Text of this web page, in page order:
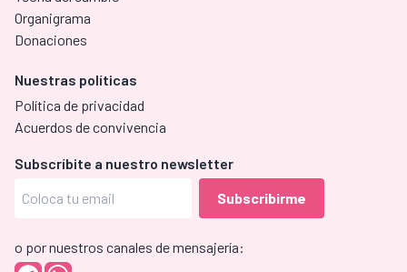
Organigrama
Donaciones
Nuestras políticas
Política de privacidad
Acuerdos de convivencia
Subscríbite a nuestro newsletter
o por nuestros canales de mensajería: